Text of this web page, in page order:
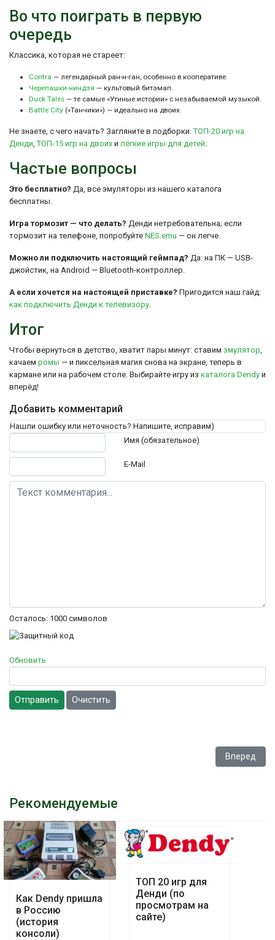
Во что поиграть в первую
очередь
Классика, которая не стареет:
Contra — легендарный ран-н-ган, особенно в кооперативе.
Черепашки-ниндзя — культовый битэмап.
Duck Tales — те самые «Утиные истории» с незабываемой музыкой.
Battle City («Танчики») — идеально на двоих.
Не знаете, с чего начать? Загляните в подборки:ТОП-20 игр на
Денди,ТОП-15 игр на двоих и лёгкие игры для детей.
Частые вопросы
Это бесплатно? Да, все эмуляторы из нашего каталога
бесплатны.
Игра тормозит — что делать? Денди нетребовательна; если
тормозит на телефоне, попробуйте NES.emu — он легче.
Можно ли подключить настоящий геймпад? Да: на ПК — USB-
джойстик, на Android — Bluetooth-контроллер.
А если хочется на настоящей приставке? Пригодится наш гайд:
как подключить Денди к телевизору.
Итог
Чтобы вернуться в детство, хватит пары минут: ставим эмулятор,
качаем ромы — и пиксельная магия снова на экране, теперь в
кармане или на рабочем столе. Выбирайте игру из каталога Dendy и
вперёд!
Добавить комментарий
Нашли ошибку или неточность? Напишите, исправим)
Имя (обязательное)
E-Mail
Осталось: 1000 символов
Обновить
Отправить Очистить
Следующий:
Вперед
Рекомендуемые
Как Dendy пришла
в Россию
(история
консоли)
ТОП 20 игр для
Денди (по
просмотрам на
сайте)